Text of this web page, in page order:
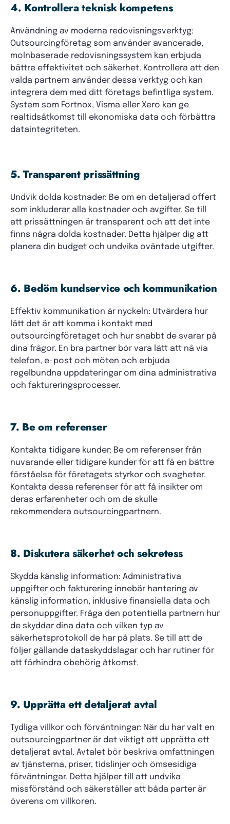
4. Kontrollera teknisk kompetens
Användning av moderna redovisningsverktyg:
Outsourcingföretag som använder avancerade,
molnbaserade redovisningssystem kan erbjuda
bättre effektivitet och säkerhet. Kontrollera att den
valda partnern använder dessa verktyg och kan
integrera dem med ditt företags befintliga system.
System som Fortnox, Visma eller Xero kan ge
realtidsåtkomst till ekonomiska data och förbättra
dataintegriteten.
5. Transparent prissättning
Undvik dolda kostnader: Be om en detaljerad offert
som inkluderar alla kostnader och avgifter. Se till
att prissättningen är transparent och att det inte
finns några dolda kostnader. Detta hjälper dig att
planera din budget och undvika oväntade utgifter.
6. Bedöm kundservice och kommunikation
Effektiv kommunikation är nyckeln: Utvärdera hur
lätt det är att komma i kontakt med
outsourcingföretaget och hur snabbt de svarar på
dina frågor. En bra partner bör vara lätt att nå via
telefon, e-post och möten och erbjuda
regelbundna uppdateringar om dina administrativa
och faktureringsprocesser.
7. Be om referenser
Kontakta tidigare kunder: Be om referenser från
nuvarande eller tidigare kunder för att få en bättre
förståelse för företagets styrkor och svagheter.
Kontakta dessa referenser för att få insikter om
deras erfarenheter och om de skulle
rekommendera outsourcingpartnern.
8. Diskutera säkerhet och sekretess
Skydda känslig information: Administrativa
uppgifter och fakturering innebär hantering av
känslig information, inklusive finansiella data och
personuppgifter. Fråga den potentiella partnern hur
de skyddar dina data och vilken typ av
säkerhetsprotokoll de har på plats. Se till att de
följer gällande dataskyddslagar och har rutiner för
att förhindra obehörig åtkomst.
9. Upprätta ett detaljerat avtal
Tydliga villkor och förväntningar: När du har valt en
outsourcingpartner är det viktigt att upprätta ett
detaljerat avtal. Avtalet bör beskriva omfattningen
av tjänsterna, priser, tidslinjer och ömsesidiga
förväntningar. Detta hjälper till att undvika
missförstånd och säkerställer att båda parter är
överens om villkoren.